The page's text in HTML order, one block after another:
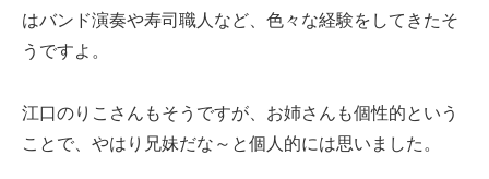
はバンド演奏や寿司職人など、色々な経験をしてきたそ
うですよ。
江口のりこさんもそうですが、お姉さんも個性的という
ことで、やはり兄妹だな～と個人的には思いました。